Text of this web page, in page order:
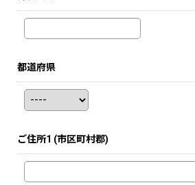
都道府県
ご住所1 (市区町村郡)